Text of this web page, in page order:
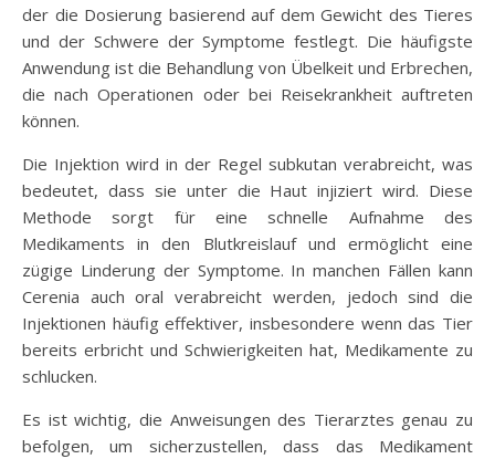
der die Dosierung basierend auf dem Gewicht des Tieres
und der Schwere der Symptome festlegt. Die häufigste
Anwendung ist die Behandlung von Übelkeit und Erbrechen,
die nach Operationen oder bei Reisekrankheit auftreten
können.
Die Injektion wird in der Regel subkutan verabreicht, was
bedeutet, dass sie unter die Haut injiziert wird. Diese
Methode sorgt für eine schnelle Aufnahme des
Medikaments in den Blutkreislauf und ermöglicht eine
zügige Linderung der Symptome. In manchen Fällen kann
Cerenia auch oral verabreicht werden, jedoch sind die
Injektionen häufig effektiver, insbesondere wenn das Tier
bereits erbricht und Schwierigkeiten hat, Medikamente zu
schlucken.
Es ist wichtig, die Anweisungen des Tierarztes genau zu
befolgen, um sicherzustellen, dass das Medikament